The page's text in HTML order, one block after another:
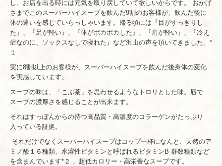
し、お店を出る時には元気を取り戻していて欲しいからです。 おかげ
さまでこのスーパーハイスープを飲んだ9割のお客様が、飲んだ後に
体の違いを感じていらっしゃいます。帰る頃には『目がすっきりし
た』、『足が軽い』、『体がポカポカした』、『肩が軽い』、『冷え
症なのに、ソックスなしで寝れた』など沢山の声を頂いてきました。*
１
実に8割以上のお客様が、スーパーハイスープを飲んだ後身体の変化
を実感しています。
スープの味は、「こぶ茶」を思わせるようなトロリとした味。唇で
スープの濃厚さを感じることが出来ます。
それはすっぽんからの持つ高品質・高濃度のコラーゲンがたっぷり
入っている証拠。
それだけでなくスーパーハイスープはコップ一杯になんと、天然のア
ミノ酸１６種類、水溶性ビタミンと呼ばれるビタミンB 群数種類など
を含まんでいます*２ 。超低カロリー・高栄養なスープです。